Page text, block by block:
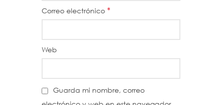
Correo electrónico *
Web
Guarda mi nombre, correo